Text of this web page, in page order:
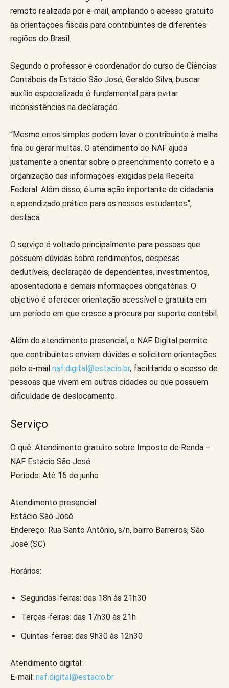
remoto realizada por e-mail, ampliando o acesso gratuito
às orientações fiscais para contribuintes de diferentes
regiões do Brasil.
Segundo o professor e coordenador do curso de Ciências
Contábeis da Estácio São José, Geraldo Silva, buscar
auxílio especializado é fundamental para evitar
inconsistências na declaração.
“Mesmo erros simples podem levar o contribuinte à malha
fina ou gerar multas. O atendimento do NAF ajuda
justamente a orientar sobre o preenchimento correto e a
organização das informações exigidas pela Receita
Federal. Além disso, é uma ação importante de cidadania
e aprendizado prático para os nossos estudantes”,
destaca.
O serviço é voltado principalmente para pessoas que
possuem dúvidas sobre rendimentos, despesas
dedutíveis, declaração de dependentes, investimentos,
aposentadoria e demais informações obrigatórias. O
objetivo é oferecer orientação acessível e gratuita em
um período em que cresce a procura por suporte contábil.
Além do atendimento presencial, o NAF Digital permite
que contribuintes enviem dúvidas e solicitem orientações
pelo e-mail naf.digital@estacio.br, facilitando o acesso de
pessoas que vivem em outras cidades ou que possuem
dificuldade de deslocamento.
Serviço
O quê: Atendimento gratuito sobre Imposto de Renda –
NAF Estácio São José
Período: Até 16 de junho
Atendimento presencial:
Estácio São José
Endereço: Rua Santo Antônio, s/n, bairro Barreiros, São
José (SC)
Horários:
Segundas-feiras: das 18h às 21h30
Terças-feiras: das 17h30 às 21h
Quintas-feiras: das 9h30 às 12h30
Atendimento digital:
E-mail: naf.digital@estacio.br